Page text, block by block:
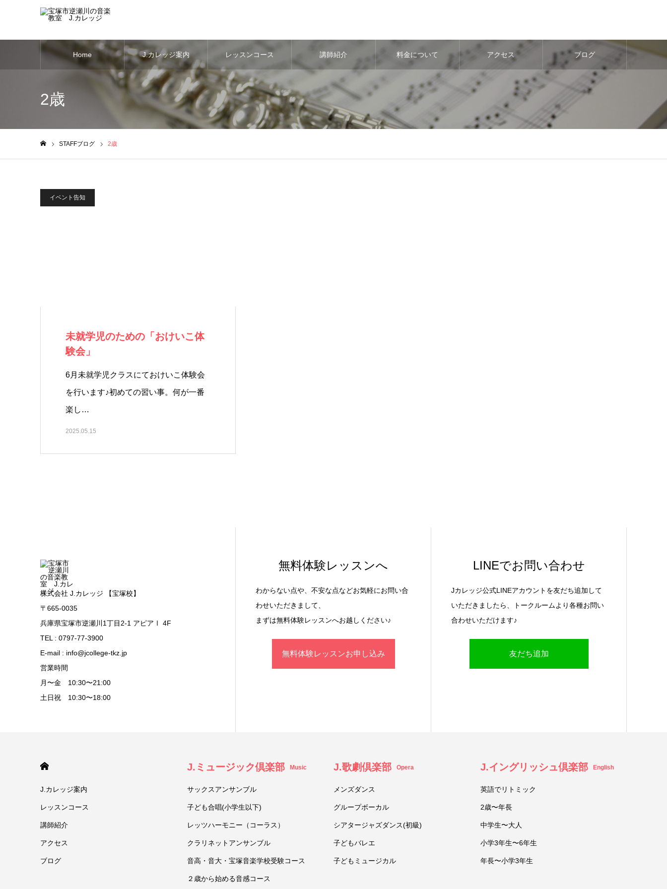
Home J.カレッジ案内 レッスンコース 講師紹介 料金について アクセス ブログ
2歳
STAFFブログ 2歳
イベント告知
未就学児のための「おけいこ体
験会」
6月未就学児クラスにておけいこ体験会
を行います♪初めての習い事。何が一番
楽し…
2025.05.15
株式会社 J.カレッジ 【宝塚校】
〒665-0035
兵庫県宝塚市逆瀬川1丁目2-1 アピアⅠ 4F
TEL : 0797-77-3900
E-mail : info@jcollege-tkz.jp
営業時間
月〜金 10:30〜21:00
土日祝 10:30〜18:00
無料体験レッスンへ
わからない点や、不安な点などお気軽にお問い合
わせいただきまして、
まずは無料体験レッスンへお越しください♪
無料体験レッスンお申し込み
LINEでお問い合わせ
Jカレッジ公式LINEアカウントを友だち追加して
いただきましたら、トークルームより各種お問い
合わせいただけます♪
友だち追加
J.カレッジ案内
レッスンコース
講師紹介
アクセス
ブログ
J.ミュージック倶楽部 Music
サックスアンサンブル
子ども合唱(小学生以下)
レッツハーモニー（コーラス）
クラリネットアンサンブル
音高・音大・宝塚音楽学校受験コース
２歳から始める音感コース
J.歌劇倶楽部 Opera
メンズダンス
グループボーカル
シアタージャズダンス(初級)
子どもバレエ
子どもミュージカル
J.イングリッシュ倶楽部 English
英語でリトミック
2歳〜年長
中学生〜大人
小学3年生〜6年生
年長〜小学3年生